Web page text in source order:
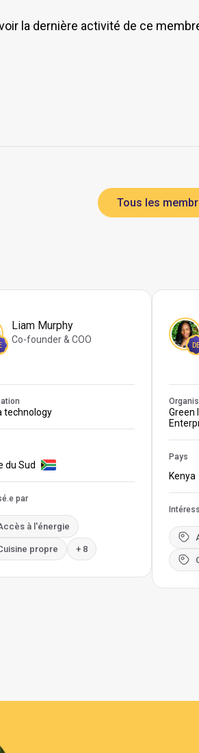
la dernière activité de ce
Tous les
Liam Murphy
Co-founder & COO
technology
du Sud
par
à l'énergie
propre + 8
Green
Pays
Kenya